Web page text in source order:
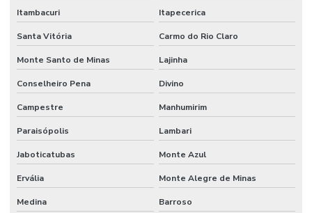
Itambacuri Itapecerica
Santa Vitória Carmo do Rio Claro
Monte Santo de Minas Lajinha
Conselheiro Pena Divino
Campestre Manhumirim
Paraisópolis Lambari
Jaboticatubas Monte Azul
Ervália Monte Alegre de Minas
Medina Barroso